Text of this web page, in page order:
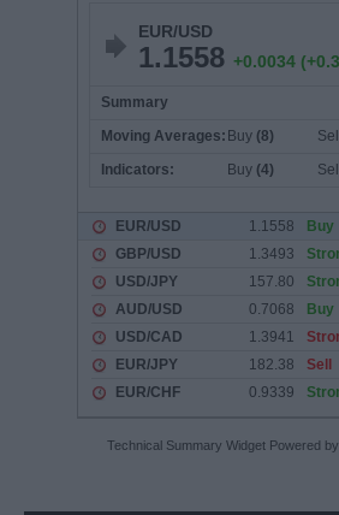
Technical Summary Widget Powered by